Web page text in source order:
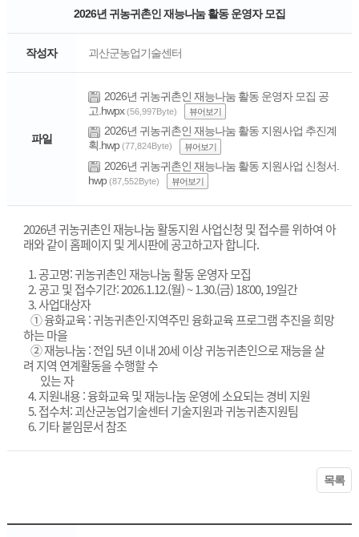
2026년 귀농귀촌인 재능나눔 활동 운영자 모집
작성자 괴산군농업기술센터
파일
2026년 귀농귀촌인 재능나눔 활동 운영자 모집 공
고.hwpx (56,997Byte) 뷰어보기
2026년 귀농귀촌인 재능나눔 활동 지원사업 추진계
획.hwp (77,824Byte) 뷰어보기
2026년 귀농귀촌인 재능나눔 활동 지원사업 신청서.
hwp (87,552Byte) 뷰어보기
2026년 귀농귀촌인 재능나눔 활동지원 사업신청 및 접수를 위하여 아
래와 같이 홈페이지 및 게시판에 공고하고자 합니다.
1. 공고명: 귀농귀촌인 재능나눔 활동 운영자 모집
2. 공고 및 접수기간: 2026.1.12.(월) ~ 1.30.(금) 18:00, 19일간
3. 사업대상자
① 융화교육 : 귀농귀촌인·지역주민 융화교육 프로그램 추진을 희망
하는 마을
② 재능나눔 : 전입 5년 이내 20세 이상 귀농귀촌인으로 재능을 살
려 지역 연계활동을 수행할 수
있는 자
4. 지원내용 : 융화교육 및 재능나눔 운영에 소요되는 경비 지원
5. 접수처: 괴산군농업기술센터 기술지원과 귀농귀촌지원팀
6. 기타 붙임문서 참조
목록